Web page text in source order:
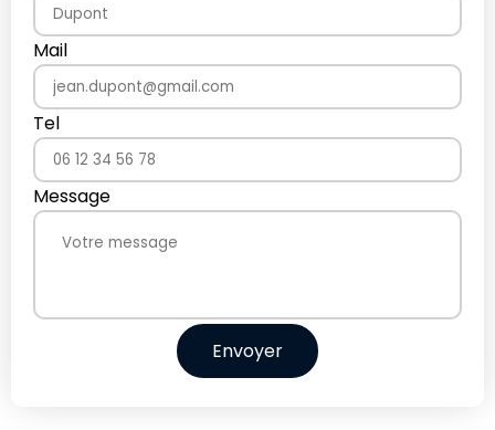
Mail
Tel
Message
Envoyer